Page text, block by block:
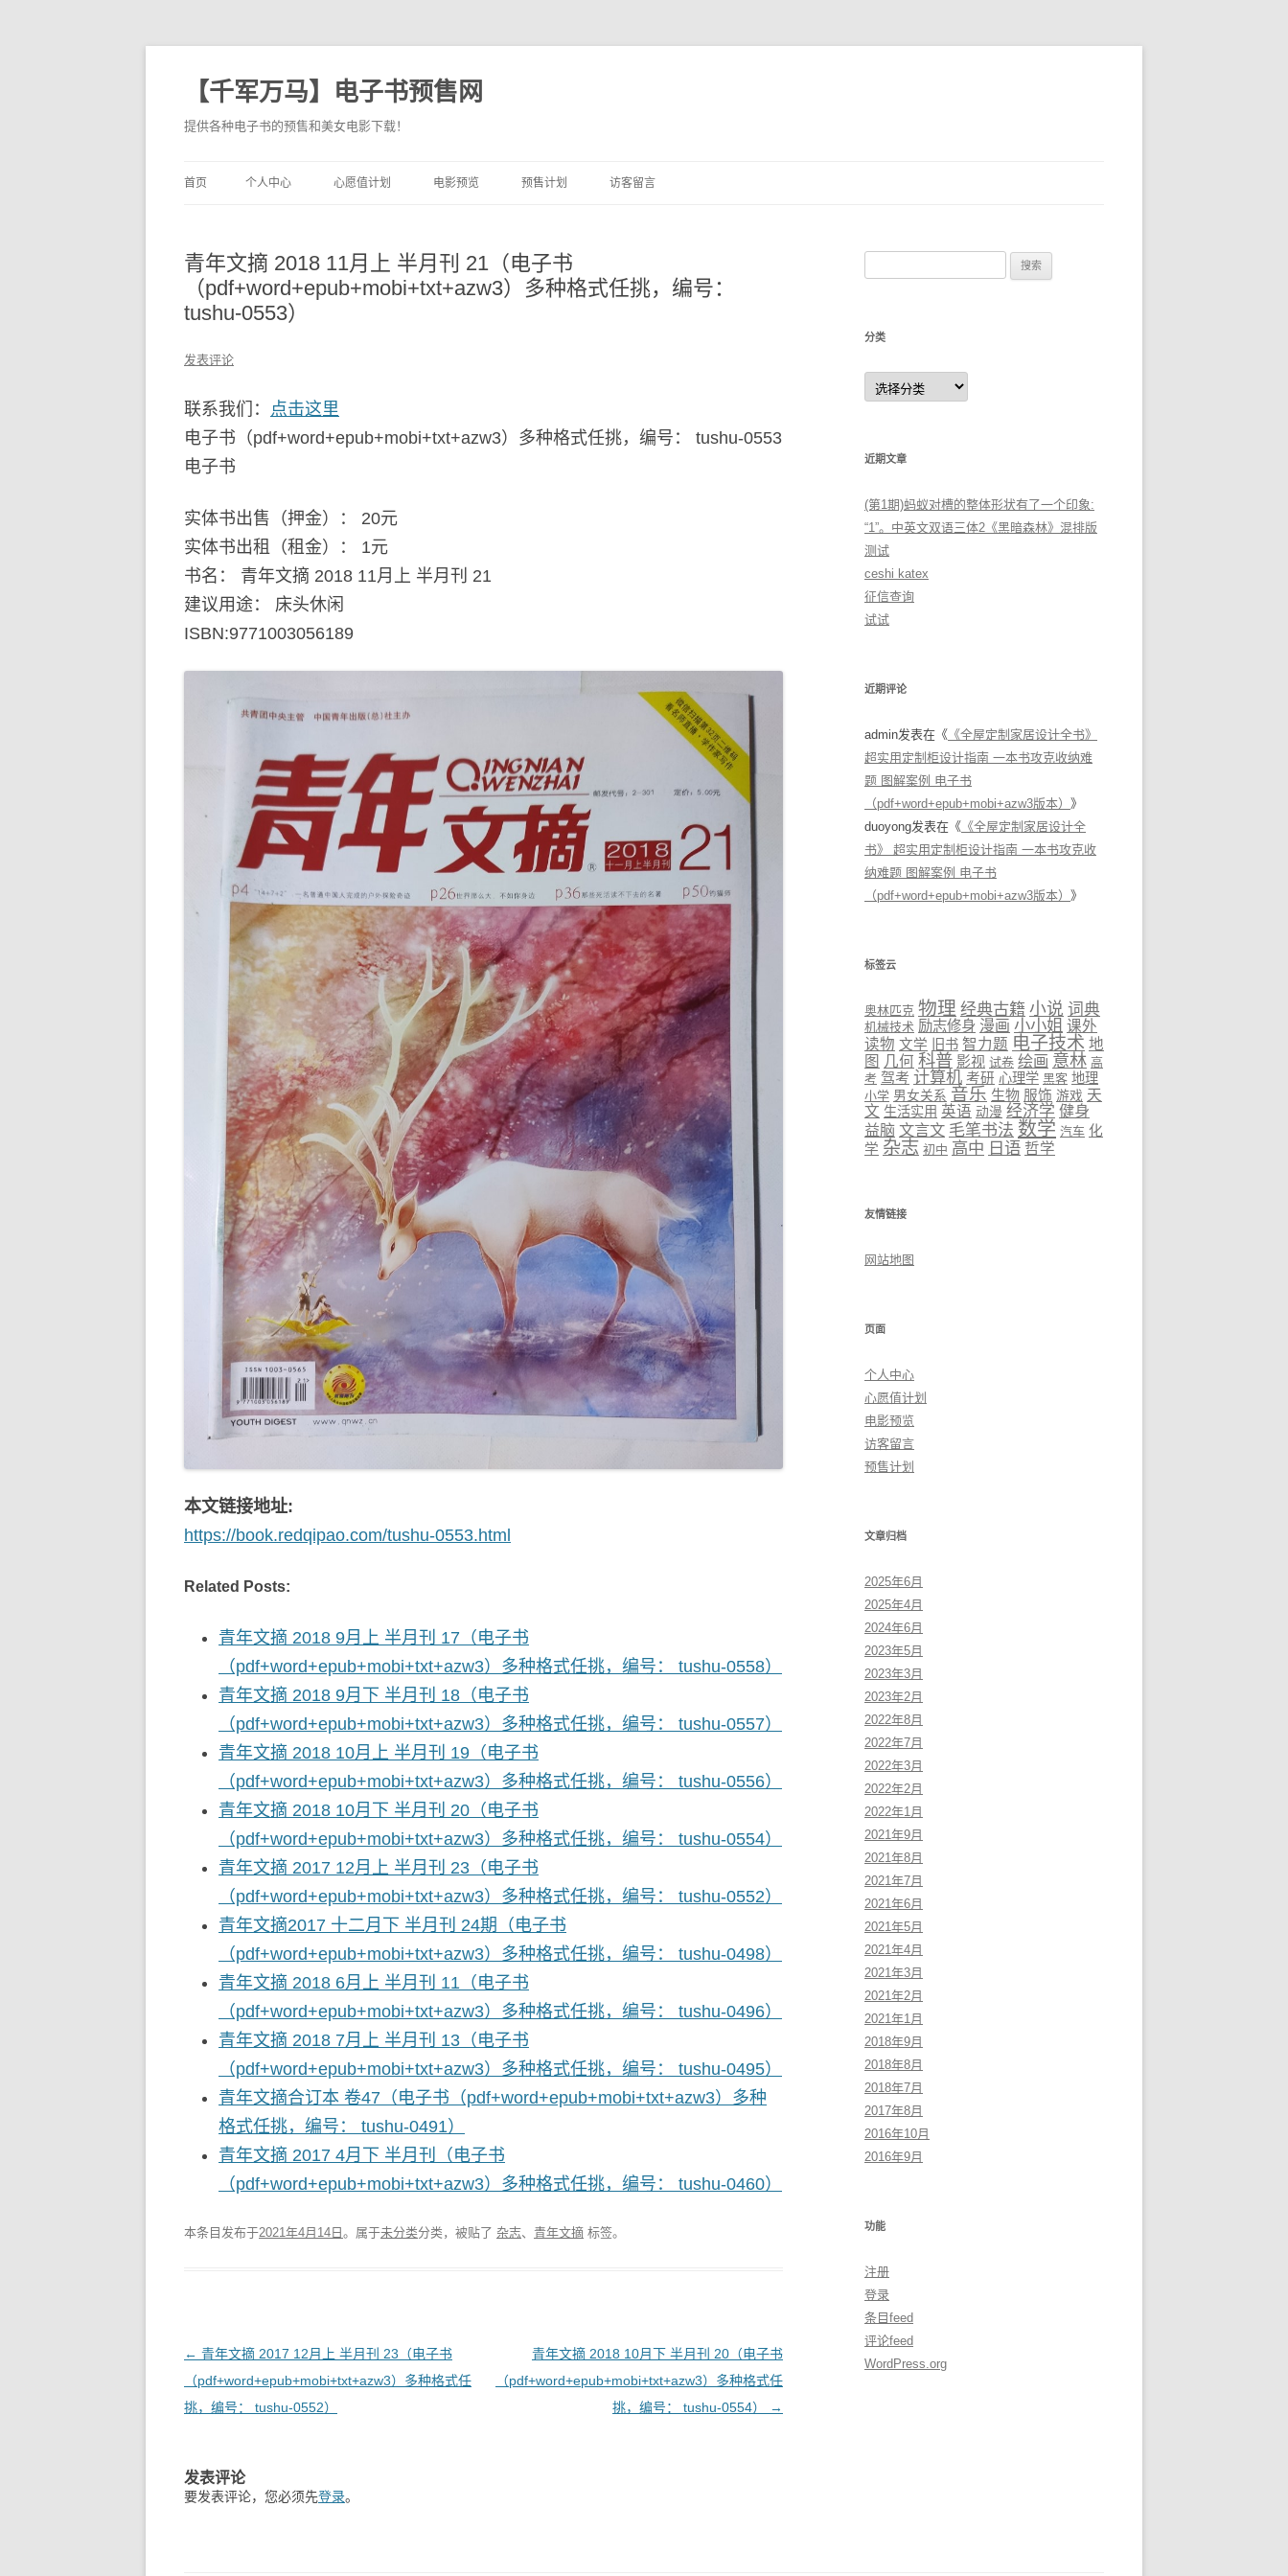
【千军万马】电子书预售网
提供各种电子书的预售和美女电影下载！
至
首页 个人中心 心愿值计划 电影预览 预售计划 访客留言
青年文摘 2018 11月上 半月刊 21（电子书
（pdf+word+epub+mobi+txt+azw3）多种格式任挑，编号：
tushu-0553）
发表评论
联系我们： 点击这里
电子书（pdf+word+epub+mobi+txt+azw3）多种格式任挑，编号： tushu-0553
电子书
实体书出售（押金）： 20元
实体书出租（租金）： 1元
书名： 青年文摘 2018 11月上 半月刊 21
建议用途： 床头休闲
ISBN:9771003056189
本文链接地址:
https://book.redqipao.com/tushu-0553.html
Related Posts:
青年文摘 2018 9月上 半月刊 17（电子书
（pdf+word+epub+mobi+txt+azw3）多种格式任挑，编号： tushu-0558）
青年文摘 2018 9月下 半月刊 18（电子书
（pdf+word+epub+mobi+txt+azw3）多种格式任挑，编号： tushu-0557）
青年文摘 2018 10月上 半月刊 19（电子书
（pdf+word+epub+mobi+txt+azw3）多种格式任挑，编号： tushu-0556）
青年文摘 2018 10月下 半月刊 20（电子书
（pdf+word+epub+mobi+txt+azw3）多种格式任挑，编号： tushu-0554）
青年文摘 2017 12月上 半月刊 23（电子书
（pdf+word+epub+mobi+txt+azw3）多种格式任挑，编号： tushu-0552）
青年文摘2017 十二月下 半月刊 24期（电子书
（pdf+word+epub+mobi+txt+azw3）多种格式任挑，编号： tushu-0498）
青年文摘 2018 6月上 半月刊 11（电子书
（pdf+word+epub+mobi+txt+azw3）多种格式任挑，编号： tushu-0496）
青年文摘 2018 7月上 半月刊 13（电子书
（pdf+word+epub+mobi+txt+azw3）多种格式任挑，编号： tushu-0495）
青年文摘合订本 卷47（电子书（pdf+word+epub+mobi+txt+azw3）多种
格式任挑，编号： tushu-0491）
青年文摘 2017 4月下 半月刊（电子书
（pdf+word+epub+mobi+txt+azw3）多种格式任挑，编号： tushu-0460）
本条目发布于2021年4月14日 。属于未分类分类，被贴了 杂志、 青年文摘 标签。
文
章
导
← 青年文摘 2017 12月上 半月刊 23（电子书
（pdf+word+epub+mobi+txt+azw3）多种格式任
挑，编号： tushu-0552）
青年文摘 2018 10月下 半月刊 20（电子书
（pdf+word+epub+mobi+txt+azw3）多种格式任
挑，编号： tushu-0554）
→
发表评论
要发表评论，您必须先登录。
分类
分
类
近期文章
(第1期)蚂蚁对槽的整体形状有了一个印象:
“1”。中英文双语三体2《黑暗森林》混排版
测试
ceshi katex
征信查询
试试
近期评论
admin发表在《 《全屋定制家居设计全书》
超实用定制柜设计指南 一本书攻克收纳难
题 图解案例 电子书
（pdf+word+epub+mobi+azw3版本） 》
duoyong发表在《 《全屋定制家居设计全
书》 超实用定制柜设计指南 一本书攻克收
纳难题 图解案例 电子书
（pdf+word+epub+mobi+azw3版本） 》
标签云
奥林匹克 物理 经典古籍 小说 词典
机械技术 励志修身 漫画 小小姐 课外
读物 文学 旧书 智力题 电子技术 地
图 几何 科普 影视 试卷 绘画 意林 高
考 驾考 计算机 考研 心理学 黑客 地理
小学 男女关系 音乐 生物 服饰 游戏 天
文 生活实用 英语 动漫 经济学 健身
益脑 文言文 毛笔书法 数学 汽车 化
学 杂志 初中 高中 日语 哲学
友情链接
网站地图
页面
个人中心
心愿值计划
电影预览
访客留言
预售计划
文章归档
2025年6月
2025年4月
2024年6月
2023年5月
2023年3月
2023年2月
2022年8月
2022年7月
2022年3月
2022年2月
2022年1月
2021年9月
2021年8月
2021年7月
2021年6月
2021年5月
2021年4月
2021年3月
2021年2月
2021年1月
2018年9月
2018年8月
2018年7月
2017年8月
2016年10月
2016年9月
功能
注册
登录
条目feed
评论feed
WordPress.org